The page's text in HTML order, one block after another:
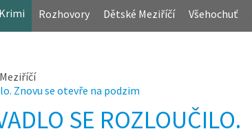
Krimi Rozhovory Dětské Meziříčí Všehochuť
Znovu se otevře na podzim
SE ROZLOUČILO.